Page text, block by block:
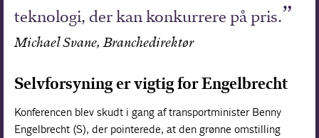
teknologi, der kan konkurrere på pris.
Michael Svane, Branchedirektør
Selvforsyning er vigtig for Engelbrecht
Konferencen blev skudt i gang af transportminister Benny
Engelbrecht (S), der pointerede, at den grønne omstilling